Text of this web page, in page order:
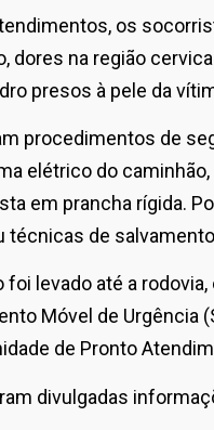
os
dores na região
presos à pele da
procedimentos de
elétrico do
em prancha rígida.
técnicas de
foi levado até a
Móvel de Urgência
de Pronto
divulgadas